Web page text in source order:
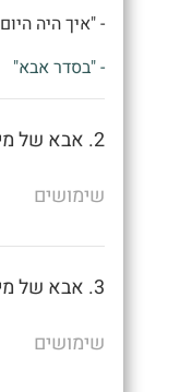
- "איך היה
- "בסדר אבא"
2. אבא של מישהו
שימושים
3. אבא של מישהו
שימושים